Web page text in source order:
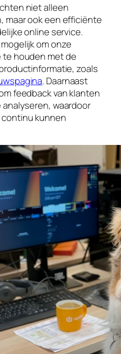
niet alleen
maar ook een efficiënte
online service.
om onze
houden met de
zoals
. Daarnaast
feedback van klanten
waardoor
kunnen